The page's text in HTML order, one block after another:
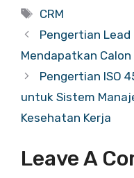
Tags
CRM
Pengertian Lead
Mendapatkan
Pengertian ISO
untuk Sistem
Kesehatan Kerja
Leave A